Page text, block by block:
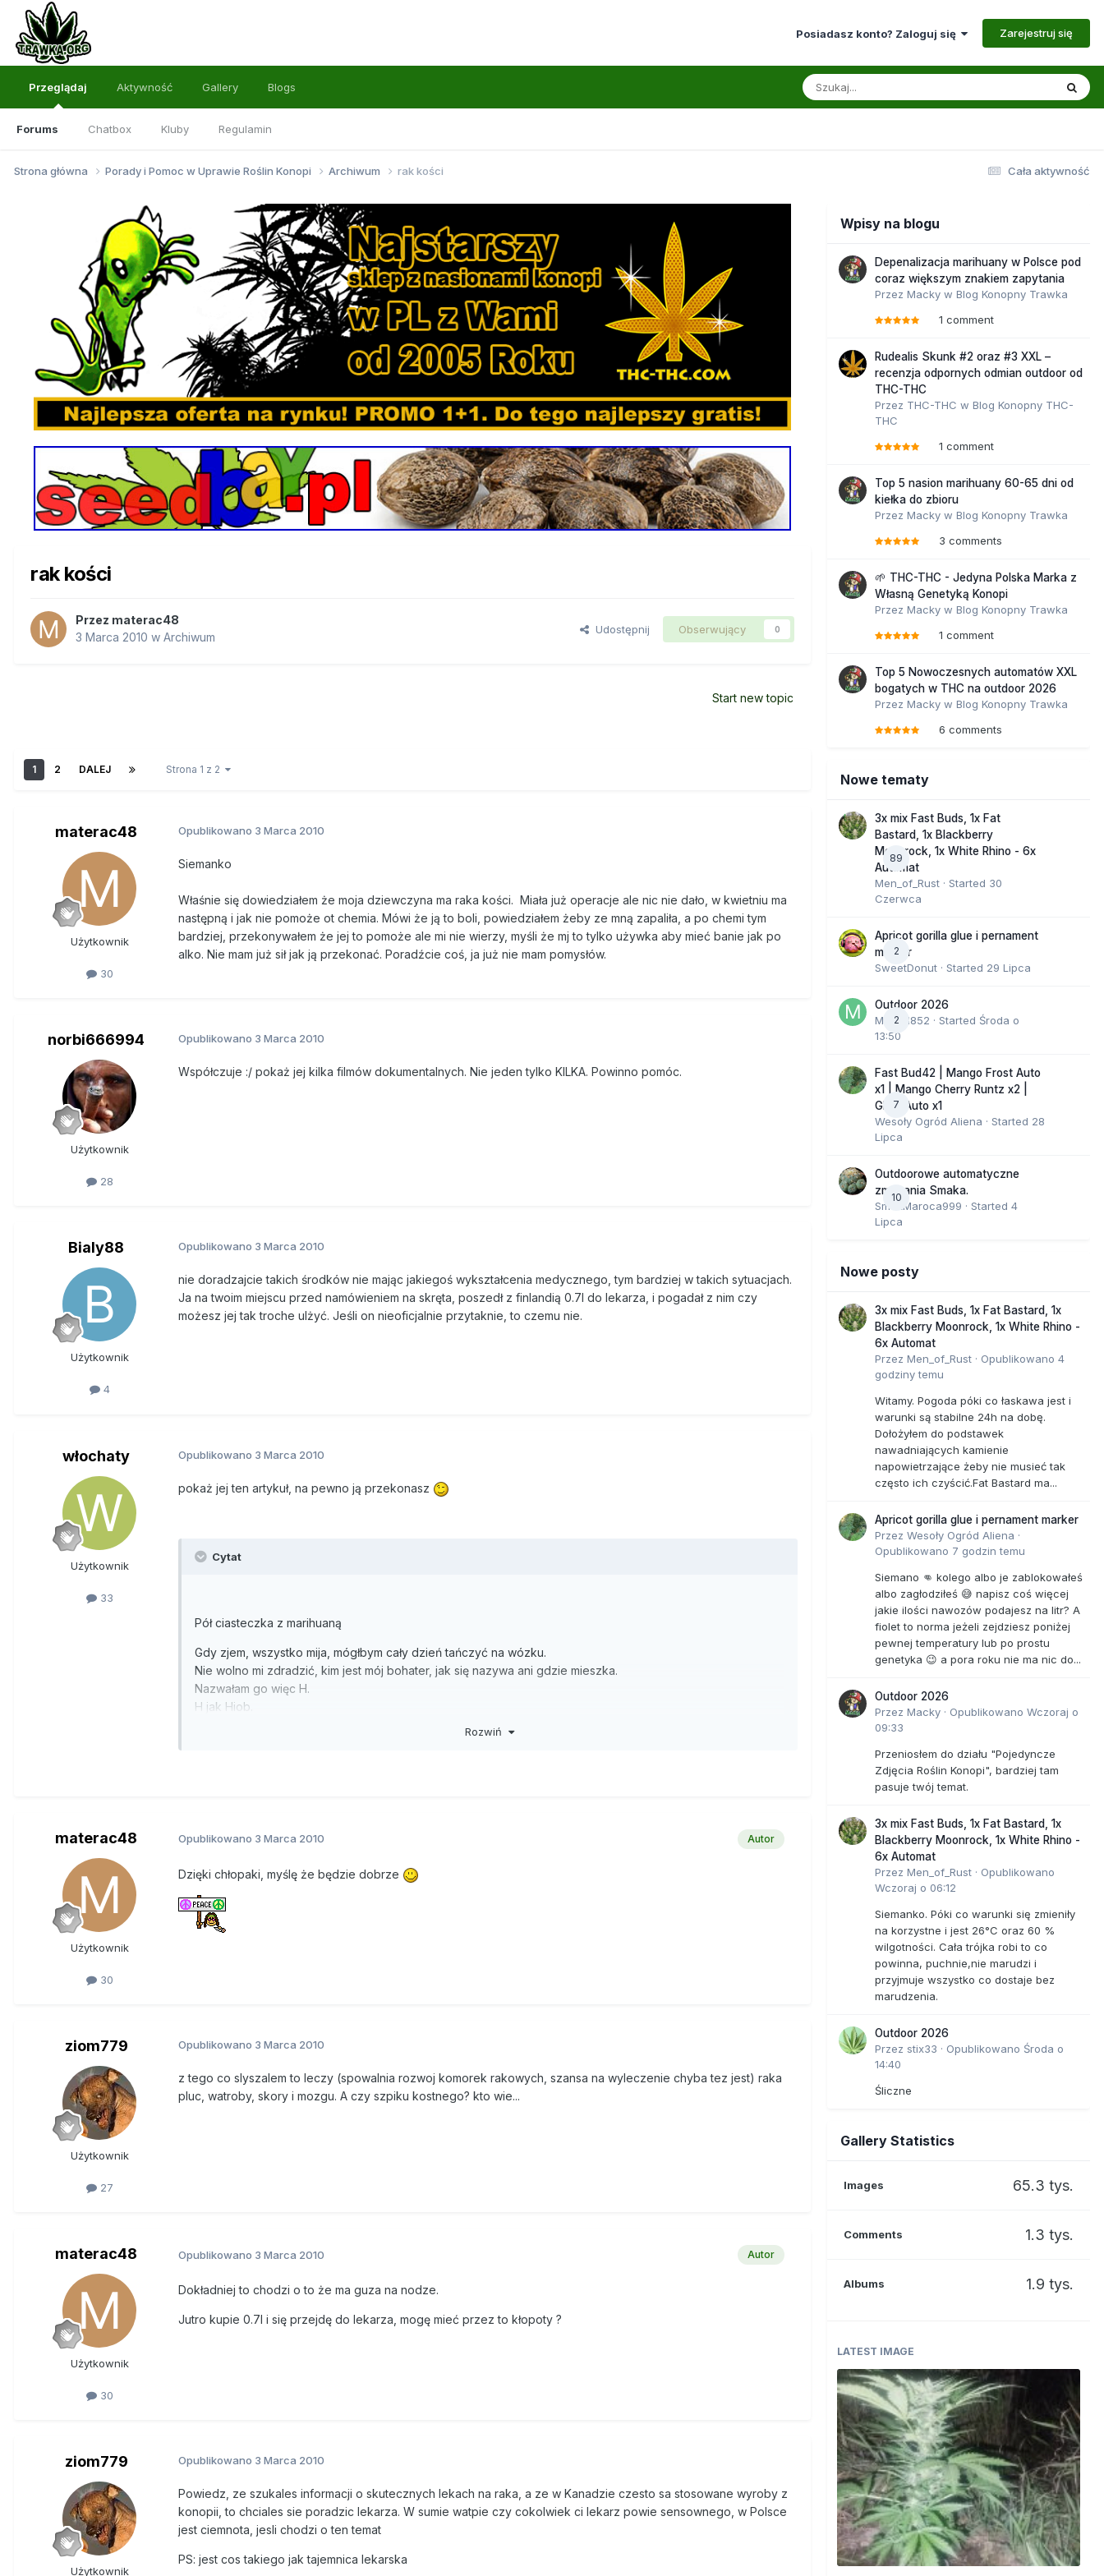
Posiadasz konto? Zaloguj się Zarejestruj się
Przeglądaj
Forums Chatbox Kluby Regulamin
Aktywność Gallery Blogs
Cała aktywność
Strona główna Porady i Pomoc w Uprawie Roślin Konopi Archiwum rak kości
rak kości
Przez materac48
3 Marca 2010 w Archiwum
Udostępnij Obserwujący 0
Start new topic
1 2 DALEJ Strona 1 z 2
materac48
Użytkownik
30
Opublikowano 3 Marca 2010
Siemanko
Właśnie się dowiedziałem że moja dziewczyna ma raka kości. Miała już operacje ale nic nie dało, w kwietniu ma
następną i jak nie pomoże ot chemia. Mówi że ją to boli, powiedziałem żeby ze mną zapaliła, a po chemi tym
bardziej, przekonywałem że jej to pomoże ale mi nie wierzy, myśli że mj to tylko używka aby mieć banie jak po
alko. Nie mam już sił jak ją przekonać. Poradźcie coś, ja już nie mam pomysłów.
norbi666994
Użytkownik
28
Opublikowano 3 Marca 2010
Współczuje :/ pokaż jej kilka filmów dokumentalnych. Nie jeden tylko KILKA. Powinno pomóc.
Bialy88
Użytkownik
4
Opublikowano 3 Marca 2010
nie doradzajcie takich środków nie mając jakiegoś wykształcenia medycznego, tym bardziej w takich sytuacjach.
Ja na twoim miejscu przed namówieniem na skręta, poszedł z finlandią 0.7l do lekarza, i pogadał z nim czy
możesz jej tak troche ulżyć. Jeśli on nieoficjalnie przytaknie, to czemu nie.
włochaty
Użytkownik
33
Opublikowano 3 Marca 2010
pokaż jej ten artykuł, na pewno ją przekonasz
Cytat
Pół ciasteczka z marihuaną
Gdy zjem, wszystko mija, mógłbym cały dzień tańczyć na wózku.
Nie wolno mi zdradzić, kim jest mój bohater, jak się nazywa ani gdzie mieszka.
Nazwałam go więc H.
H jak Hiob.
H jest sparaliżowany, ale to nie wszystko. Nie ma palców. Kikuty wyglądają jak pacynki. Jakby ktoś wetknął
Od 45 dni ma nadzieję. Dzięki ciasteczkom. Trzyma je w szafce, za cukrem i kawą, w metalowym pudełku po
dłoniach, ale ominęłyby mnie te wszystkie przejścia.
Powiedzieli mu jeszcze, że powinien się cieszyć, bo może ruszać głową i rękoma.
- Odleżyny zaczęły się półtora miesiąca później. Zaraz potem złapałem gronkowca. Bakteria najpierw
pływałem we krwi i ropie. Potem kości zaczęły się przemieszczać, więc skończyła się rehabilitacja. Bakterie
wyrzucić człowieka siedzącego na wózku.
Lekarze systematycznie obcinali H palce rąk i nóg, wycinali mu kawałki mięsa z pięt i łydek.
Rozwiń
materac48
Użytkownik
30
Autor
Opublikowano 3 Marca 2010
Dzięki chłopaki, myślę że będzie dobrze
ziom779
Użytkownik
27
Opublikowano 3 Marca 2010
z tego co slyszalem to leczy (spowalnia rozwoj komorek rakowych, szansa na wyleczenie chyba tez jest) raka
pluc, watroby, skory i mozgu. A czy szpiku kostnego? kto wie...
materac48
Użytkownik
30
Autor
Opublikowano 3 Marca 2010
Dokładniej to chodzi o to że ma guza na nodze.
Jutro kupie 0.7l i się przejdę do lekarza, mogę mieć przez to kłopoty ?
ziom779
Użytkownik
Opublikowano 3 Marca 2010
Powiedz, ze szukales informacji o skutecznych lekach na raka, a ze w Kanadzie czesto sa stosowane wyroby z
konopii, to chciales sie poradzic lekarza. W sumie watpie czy cokolwiek ci lekarz powie sensownego, w Polsce
jest ciemnota, jesli chodzi o ten temat
PS: jest cos takiego jak tajemnica lekarska
Wpisy na blogu
Depenalizacja marihuany w Polsce pod
coraz większym znakiem zapytania
Przez Macky w Blog Konopny Trawka
1 comment
Rudealis Skunk #2 oraz #3 XXL –
recenzja odpornych odmian outdoor od
THC-THC
Przez THC-THC w Blog Konopny THC-
THC
1 comment
Top 5 nasion marihuany 60-65 dni od
kiełka do zbioru
Przez Macky w Blog Konopny Trawka
3 comments
🌱 THC-THC - Jedyna Polska Marka z
Własną Genetyką Konopi
Przez Macky w Blog Konopny Trawka
1 comment
Top 5 Nowoczesnych automatów XXL
bogatych w THC na outdoor 2026
Przez Macky w Blog Konopny Trawka
6 comments
Nowe tematy
89
3x mix Fast Buds, 1x Fat
Bastard, 1x Blackberry
Moonrock, 1x White Rhino - 6x
Automat
Men_of_Rust · Started 30
Czerwca
2
Apricot gorilla glue i pernament
marker
SweetDonut · Started 29 Lipca
2
Outdoor 2026
Marcel852 · Started Środa o
13:50
7
Fast Bud42 | Mango Frost Auto
x1 | Mango Cherry Runtz x2 |
GMO Auto x1
Wesoły Ogród Aliena · Started 28
Lipca
10
Outdoorowe automatyczne
zmagania Smaka.
SmakMaroca999 · Started 4
Lipca
Nowe posty
3x mix Fast Buds, 1x Fat Bastard, 1x
Blackberry Moonrock, 1x White Rhino -
6x Automat
Przez Men_of_Rust · Opublikowano 4
godziny temu
Witamy. Pogoda póki co łaskawa jest i
warunki są stabilne 24h na dobę.
Dołożyłem do podstawek
nawadniających kamienie
napowietrzające żeby nie musieć tak
często ich czyścić.Fat Bastard ma...
Apricot gorilla glue i pernament marker
Przez Wesoły Ogród Aliena ·
Opublikowano 7 godzin temu
Siemano 👊 kolego albo je zablokowałeś
albo zagłodziłeś 😅 napisz coś więcej
jakie ilości nawozów podajesz na litr? A
fiolet to norma jeżeli zejdziesz poniżej
pewnej temperatury lub po prostu
genetyka 😉 a pora roku nie ma nic do...
Outdoor 2026
Przez Macky · Opublikowano Wczoraj o
09:33
Przeniosłem do działu "Pojedyncze
Zdjęcia Roślin Konopi", bardziej tam
pasuje twój temat.
3x mix Fast Buds, 1x Fat Bastard, 1x
Blackberry Moonrock, 1x White Rhino -
6x Automat
Przez Men_of_Rust · Opublikowano
Wczoraj o 06:12
Siemanko. Póki co warunki się zmieniły
na korzystne i jest 26°C oraz 60 %
wilgotności. Cała trójka robi to co
powinna, puchnie,nie marudzi i
przyjmuje wszystko co dostaje bez
marudzenia.
Outdoor 2026
Przez stix33 · Opublikowano Środa o
14:40
Śliczne
Gallery Statistics
Images 65.3 tys.
Comments 1.3 tys.
Albums 1.9 tys.
LATEST IMAGE